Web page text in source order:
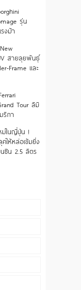
รุ่น
งม้า
สายลุยพันธุ์
Frame และ
Tour ลิมิ
ริกา
ม่ในญี่ปุ่น !
ให้หล่อเข้มยิ่ง
นซิน 2.5 ลิตร